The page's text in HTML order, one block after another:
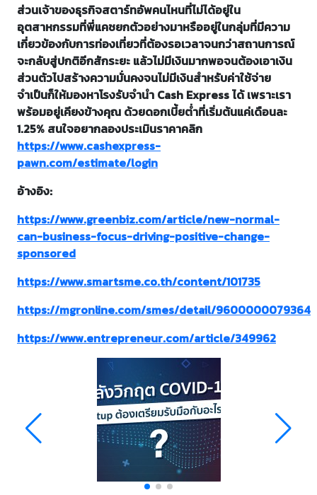
ส่วนเจ้าของธุรกิจสตาร์ทอัพคนไหนที่ไม่ได้อยู่ใน
อุตสาหกรรมที่พี่แคชยกตัวอย่างมาหรืออยู่ในกลุ่มที่มีความ
เกี่ยวข้องกับการท่องเที่ยวที่ต้องรอเวลาจนกว่าสถานการณ์
จะกลับสู่ปกติอีกสักระยะ แล้วไม่มีเงินมากพอจนต้องเอาเงิน
ส่วนตัวไปสร้างความมั่นคงจนไม่มีเงินสำหรับค่าใช้จ่าย
จำเป็นก็ให้มองหาโรงรับจำนำ Cash Express ได้ เพราะเรา
พร้อมอยู่เคียงข้างคุณ ด้วยดอกเบี้ยต่ำที่เริ่มต้นแค่เดือนละ
1.25% สนใจอยากลองประเมินราคาคลิก
https://www.cashexpress-
pawn.com/estimate/login
อ้างอิง:
https://www.greenbiz.com/article/new-normal-
can-business-focus-driving-positive-change-
sponsored
https://www.smartsme.co.th/content/101735
https://mgronline.com/smes/detail/9600000079364
https://www.entrepreneur.com/article/349962